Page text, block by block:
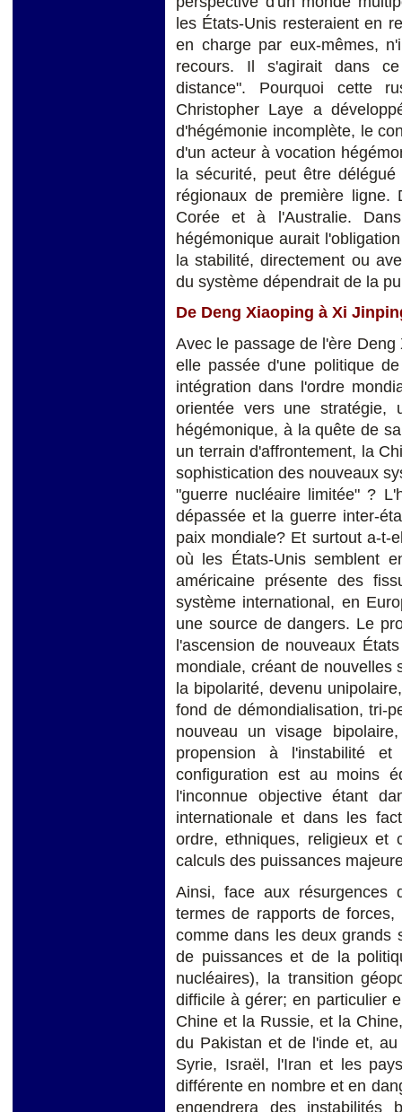
les États-Unis resteraient en
en charge par eux-mêmes,
recours. Il s'agirait dans
distance". Pourquoi cette
Christopher Laye a
d'hégémonie incomplète, le
d'un acteur à vocation
la sécurité, peut être
régionaux de première
Corée et à l'Australie.
hégémonique aurait
la stabilité, directement ou
du système dépendrait de la
De Deng Xiaoping à Xi
Avec le passage de l'ère
elle passée d'une politique
intégration dans l'ordre
orientée vers une
hégémonique, à la quête de
un terrain d'affrontement, la
sophistication des nouveaux
"guerre nucléaire limitée" ?
dépassée et la guerre inter-
paix mondiale? Et surtout a-t-
où les États-Unis semblent
américaine présente des
système international, en
une source de dangers. Le
l'ascension de nouveaux
mondiale, créant de nouvelles
la bipolarité, devenu
fond de démondialisation, tri-
nouveau un visage
propension à l'instabilité
configuration est au moins
l'inconnue objective étant
internationale et dans les
ordre, ethniques, religieux et
calculs des puissances
Ainsi, face aux résurgences
termes de rapports de
comme dans les deux grands
de puissances et de la
nucléaires), la transition
difficile à gérer; en particulier
Chine et la Russie, et la
du Pakistan et de l'inde et,
Syrie, Israël, l'Iran et les
différente en nombre et en
engendrera des instabilités